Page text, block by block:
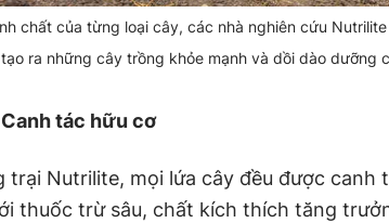
chất của từng loại cây, các nhà nghiên cứu
ra những cây trồng khỏe mạnh và dồi dào dưỡng
tác hữu cơ
trại Nutrilite, mọi lứa cây đều được canh
thuốc trừ sâu, chất kích thích tăng